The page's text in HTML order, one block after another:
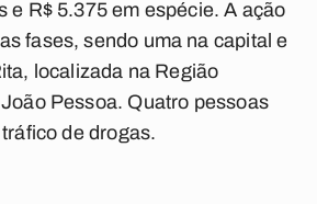
e R$ 5.375 em espécie. A ação
fases, sendo uma na capital e
localizada na Região
Pessoa. Quatro pessoas
de drogas.